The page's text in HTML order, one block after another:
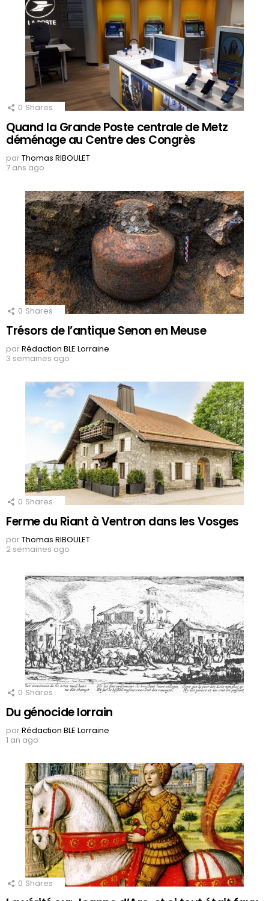
0 Shares
Quand la Grande Poste centrale de Metz
déménage au Centre des Congrès
parThomas RIBOULET
7 ans ago
0 Shares
Trésors de l’antique Senon en Meuse
parRédaction BLE Lorraine
3 semaines ago
0 Shares
Ferme du Riant à Ventron dans les Vosges
parThomas RIBOULET
2 semaines ago
0 Shares
Du génocide lorrain
parRédaction BLE Lorraine
1 an ago
0 Shares